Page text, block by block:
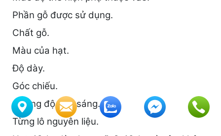
Phần gỗ được sử dụng.
Chất gỗ.
Màu của hạt.
Độ dày.
Góc chiếu.
Cường độ ánh sáng.
Từng lô nguyên liệu.